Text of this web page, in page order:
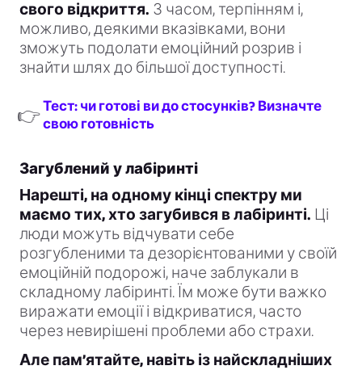
свого відкриття. З часом, терпінням і,
можливо, деякими вказівками, вони
зможуть подолати емоційний розрив і
знайти шлях до більшої доступності.
👉Тест: чи готові ви до стосунків? Визначте
свою готовність
Загублений у лабіринті
Нарешті, на одному кінці спектру ми
маємо тих, хто загубився в лабіринті. Ці
люди можуть відчувати себе
розгубленими та дезорієнтованими у своїй
емоційній подорожі, наче заблукали в
складному лабіринті. Їм може бути важко
виражати емоції і відкриватися, часто
через невирішені проблеми або страхи.
Але пам’ятайте, навіть із найскладніших